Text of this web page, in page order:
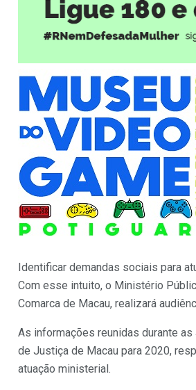
Identificar demandas sociais para
Com esse intuito, o Ministério
Comarca de Macau, realizará
As informações reunidas durante
de Justiça de Macau para 2020,
atuação ministerial.